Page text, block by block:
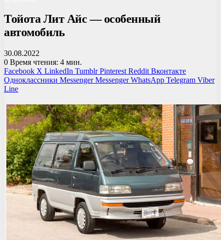
Тойота Лит Айс — особенный
автомобиль
30.08.2022
0 Время чтения: 4 мин.
Facebook X LinkedIn Tumblr Pinterest Reddit Вконтакте
Одноклассники Messenger Messenger WhatsApp Telegram Viber
Line